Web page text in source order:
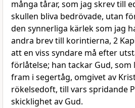
många tårar, som jag skrev till
skullen bliva bedrövade, utan
den synnerliga kärlek som jag
andra brev till korintierna, 2
att en viss syndare må efter
förlåtelse; han tackar Gud, som
fram i segertåg, omgivet av
rökelsedoft, till vars spridande
skicklighet av Gud.